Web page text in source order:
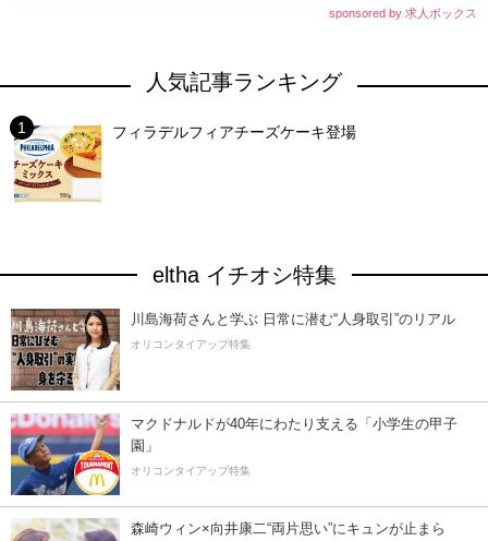
sponsored by 求人ボックス
人気記事ランキング
フィラデルフィアチーズケーキ登場
eltha イチオシ特集
川島海荷さんと学ぶ 日常に潜む“人身取引”のリアル
オリコンタイアップ特集
マクドナルドが40年にわたり支える「小学生の甲子
園」
オリコンタイアップ特集
森崎ウィン×向井康二“両片思い”にキュンが止まら